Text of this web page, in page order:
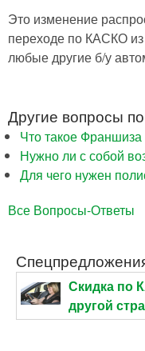
Это изменение
переходе по КАСКО из
любые другие б/у
Другие вопросы
Что такое Франшиза
Нужно ли с собой
Для чего нужен
Все Вопросы-Ответы
Скидка по
другой